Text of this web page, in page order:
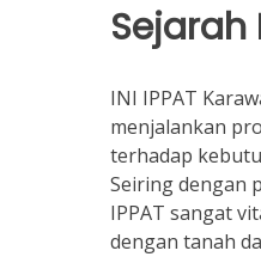
Sejarah
INI IPPAT
menjalankan
terhadap
Seiring dengan
IPPAT sangat
dengan tanah